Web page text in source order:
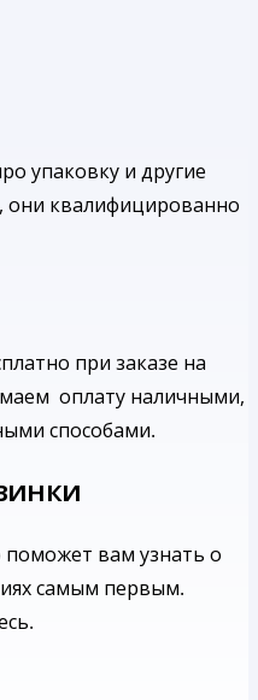
упаковку и другие
квалифицированно
при заказе на
оплату наличными,
способами.
вам узнать о
самым первым.